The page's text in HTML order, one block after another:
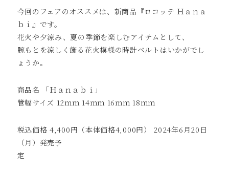
今回のフェアのオススメは、新商品『ロコッテ Ｈａｎａ
ｂｉ』です。
花火や夕涼み、夏の季節を楽しむアイテムとして、
腕もとを涼しく飾る花火模様の時計ベルトはいかがでし
ょうか。
商品名 「Ｈａｎａｂｉ」
管幅サイズ 12ｍｍ 14ｍｍ 16ｍｍ 18ｍｍ
税込価格 4,400円（本体価格4,000円） 2024年6月20日
（月）発売予